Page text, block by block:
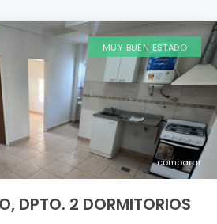
comparar
MUY BUEN ESTADO
DPTO. 2 DORMITORIOS